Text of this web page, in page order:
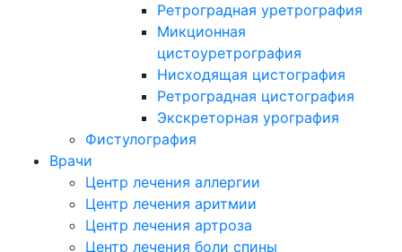
Ретроградная уретрография
Микционная
цистоуретрография
Нисходящая цистография
Ретроградная цистография
Экскреторная урография
Фистулография
Врачи
Центр лечения аллергии
Центр лечения аритмии
Центр лечения артроза
Центр лечения боли спины